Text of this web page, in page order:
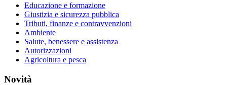
Educazione e formazione
Giustizia e sicurezza pubblica
Tributi, finanze e contravvenzioni
Ambiente
Salute, benessere e assistenza
Autorizzazioni
Agricoltura e pesca
Novità